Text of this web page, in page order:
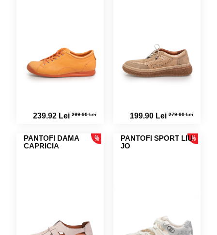
239.92 Lei 299.90 Lei 199.90 Lei279.90 Lei
PANTOFI DAMA
CAPRICIA
PANTOFI SPORT LIU
JO